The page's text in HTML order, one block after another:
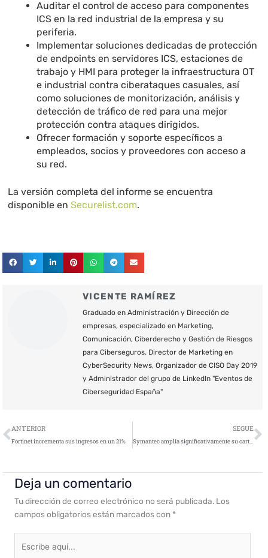
Auditar el control de acceso para componentes
ICS en la red industrial de la empresa y su
periferia.
Implementar soluciones dedicadas de protección
de endpoints en servidores ICS, estaciones de
trabajo y HMI para proteger la infraestructura OT
e industrial contra ciberataques casuales, así
como soluciones de monitorización, análisis y
detección de tráfico de red para una mejor
protección contra ataques dirigidos.
Ofrecer formación y soporte específicos a
empleados, socios y proveedores con acceso a
su red.
La versión completa del informe se encuentra
disponible enSecurelist.com.
VICENTE RAMÍREZ
Graduado en Administración y Dirección de
empresas, especializado en Marketing,
Comunicación, Ciberderecho y Gestión de Riesgos
para Ciberseguros. Director de Marketing en
CyberSecurity News, Organizador de CISO Day 2019
y Administrador del grupo de LinkedIn "Eventos de
Ciberseguridad España"
Ant
ANTERIOR
Fortinet incrementa sus ingresos en un 21%
SEGUE
Symantec amplía significativamente su cartera de seguridad en la nube
Deja un comentario
Tu dirección de correo electrónico no será publicada. Los
campos obligatorios están marcados con *
aquí...